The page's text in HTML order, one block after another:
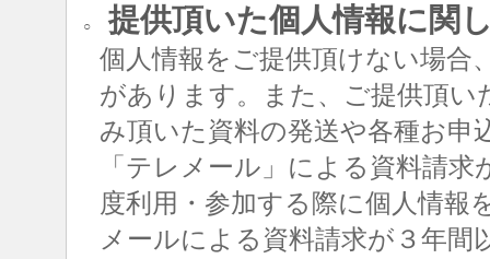
○ 提供頂いた個人情報に関
個人情報をご提供頂けない場合
があります。また、ご提供頂い
み頂いた資料の発送や各種お
「テレメール」による資料請
度利用・参加する際に個人情
メールによる資料請求が３年間